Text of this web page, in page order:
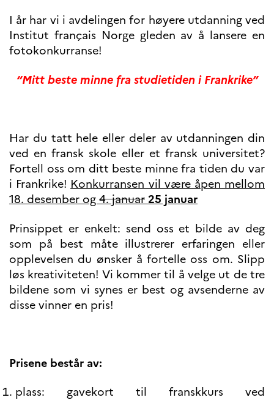
VITENSKAP OG
FORSKNING
Cooperation
programs
PHC Aurora
FINA Award
France Excellence Research
Programme Norway
Arrangementer
Science Night
Science and Innovation
SEPTENTRIONALES
Søk
etter:
I år har vi i avdelingen for høyere utdanning ved
Institut français Norge gleden av å lansere en
fotokonkurranse!
“Mitt beste minne fra studietiden i Frankrike”
Har du tatt hele eller deler av utdanningen din
ved en fransk skole eller et fransk universitet?
Fortell oss om ditt beste minne fra tiden du var
i Frankrike! Konkurransen vil være åpen mellom
18. desember og4. januar 25 januar
Prinsippet er enkelt: send oss et bilde av deg
som på best måte illustrerer erfaringen eller
opplevelsen du ønsker å fortelle oss om. Slipp
løs kreativiteten! Vi kommer til å velge ut de tre
bildene som vi synes er best og avsenderne av
disse vinner en pris!
Prisene består av:
plass: gavekort til franskkurs ved